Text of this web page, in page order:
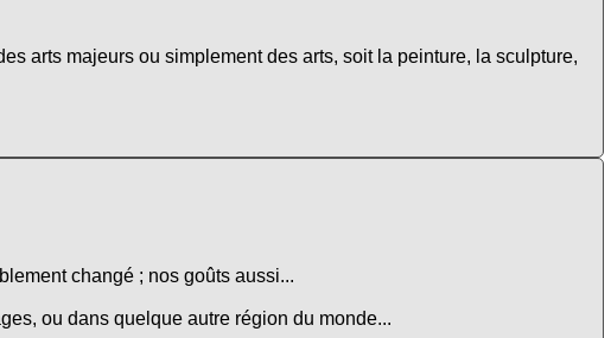
arts majeurs ou simplement des arts, soit la peinture, la sculpture,
changé ; nos goûts aussi...
ou dans quelque autre région du monde...